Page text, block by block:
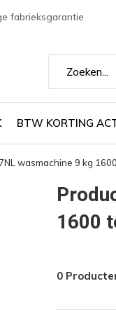
BTW KORTING
fabrieksgarantie
wasmachine 9 kg
1600
0